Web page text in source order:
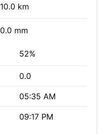
10.0 km
0.0 mm
52%
0.0
05:35 AM
09:17 PM